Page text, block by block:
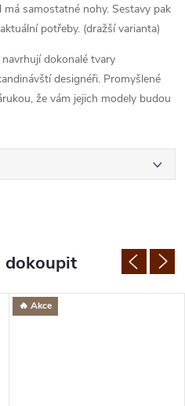
má samostatné nohy. Sestavy pak
potřeby. (dražší varianta)
dokonalé tvary
designéři. Promyšlené
že vám jejich modely budou
dokoupit
Akce